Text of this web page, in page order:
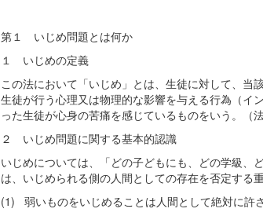
第１ いじめ問題とは何か
１ いじめの定義
この法において「いじめ」とは、生徒に対して、当
生徒が行う心理又は物理的な影響を与える行為（イ
った生徒が心身の苦痛を感じているものをいう。（
２ いじめ問題に関する基本的認識
いじめについては、「どの子どもにも、どの学級、
は、いじめられる側の人間としての存
(1) 弱いものをいじめることは人間として絶対に許